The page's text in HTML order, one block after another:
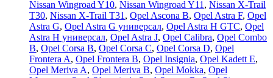
Nissan Wingroad Y10, Nissan Wingroad Y11 , Nissan X-Trail
T30, Nissan X-Trail T31 , Opel Ascona B, Opel Astra F, Opel
Astra G, Opel Astra G универсал, Opel Astra H GTC, Opel
Astra H универсал, Opel Astra J, Opel Calibra, Opel Combo
B, Opel Corsa B, Opel Corsa C, Opel Corsa D, Opel
Frontera A, Opel Frontera B, Opel Insignia, Opel Kadett E,
Opel Meriva A, Opel Meriva B, Opel Mokka, Opel